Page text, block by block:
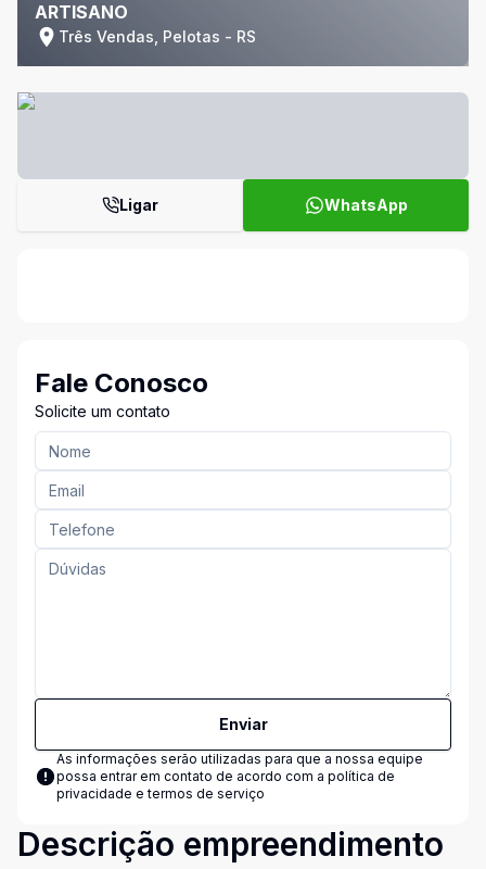
ARTISANO
Três Vendas, Pelotas - RS
Ligar WhatsApp
Fale Conosco
Solicite um contato
Enviar
As informações serão utilizadas para que a nossa equipe
possa entrar em contato de acordo com a política de
privacidade e termos de serviço
Descrição empreendimento